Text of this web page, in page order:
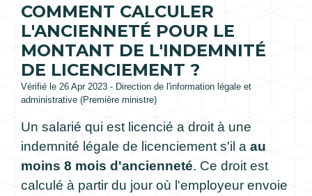
COMMENT CALCULER
L'ANCIENNETÉ POUR LE
MONTANT DE L'INDEMNITÉ
DE LICENCIEMENT ?
Vérifié le 26 Apr 2023 - Direction de l'information légale et
administrative (Première ministre)
Un salarié qui est licencié a droit à une
indemnité légale de licenciement s'il a au
moins 8 mois d'ancienneté. Ce droit est
calculé à partir du jour où l'employeur envoie